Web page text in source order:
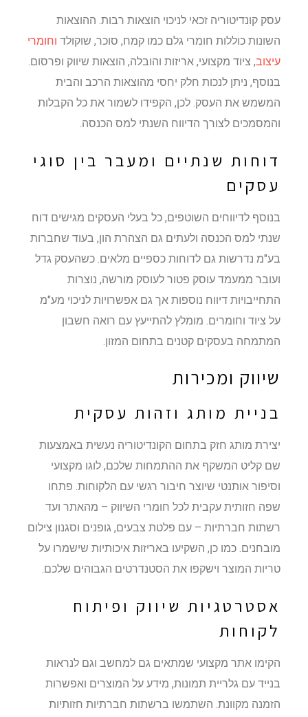
עסק קונדיטוריה זכאי לניכוי הוצאות רבות. ההוצאות
השונות כוללות חומרי גלם כמו קמח, סוכר, שוקולדוחומרי
עיצוב, ציוד מקצועי, אריזות והובלה, הוצאות שיווק ופרסום.
בנוסף, ניתן לנכות חלק יחסי מהוצאות הרכב והבית
המשמש את העסק. לכן, הקפידו לשמור את כל הקבלות
והמסמכים לצורך הדיווח השנתי למס הכנסה.
דוחות שנתיים ומעבר בין סוגי
עסקים
בנוסף לדיווחים השוטפים, כל בעלי העסקים מגישים דוח
שנתי למס הכנסה ולעתים גם הצהרת הון, בעוד שחברות
בע"מ נדרשות גם לדוחות כספיים מלאים. כשהעסק גדל
ועובר ממעמד עוסק פטור לעוסק מורשה, נוצרות
התחייבויות דיווח נוספות אך גם אפשרויות לניכוי מע"מ
על ציוד וחומרים. מומלץ להתייעץ עם רואה חשבון
המתמחה בעסקים קטנים בתחום המזון.
שיווק ומכירות
בניית מותג וזהות עסקית
יצירת מותג חזק בתחום הקונדיטוריה נעשית באמצעות
שם קליט המשקף את ההתמחות שלכם, לוגו מקצועי
וסיפור אותנטי שיוצר חיבור רגשי עם הלקוחות. פתחו
שפה חזותית עקבית לכל חומרי השיווק – מהאתר ועד
רשתות חברתיות – עם פלטת צבעים, גופנים וסגנון צילום
מובחנים. כמו כן, השקיעו באריזות איכותיות שישמרו על
טריות המוצר וישקפו את הסטנדרטים הגבוהים שלכם.
אסטרטגיות שיווק ופיתוח
לקוחות
הקימו אתר מקצועי שמתאים גם למחשב וגם לנראות
בנייד עם גלריית תמונות, מידע על המוצרים ואפשרות
הזמנה מקוונת. השתמשו ברשתות חברתיות חזותיות